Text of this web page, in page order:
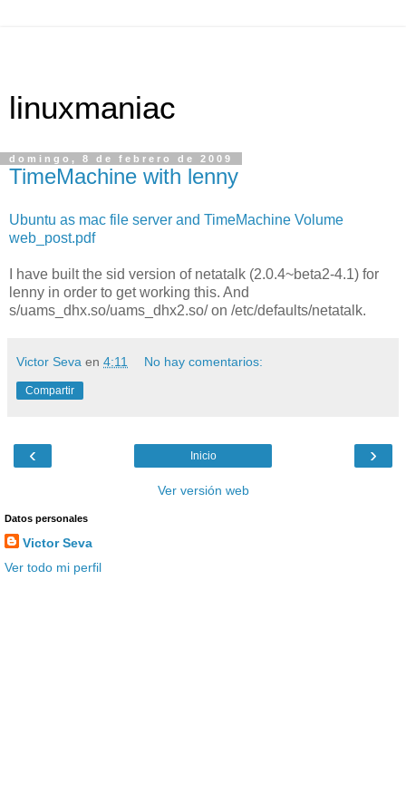
linuxmaniac
domingo, 8 de febrero de 2009
TimeMachine with lenny
Ubuntu as mac file server and TimeMachine Volume
web_post.pdf
I have built the sid version of netatalk (2.0.4~beta2-4.1) for
lenny in order to get working this. And
s/uams_dhx.so/uams_dhx2.so/ on /etc/defaults/netatalk.
Victor Seva en 4:11 No hay comentarios:
Compartir
‹ ›
Inicio
Ver versión web
Datos personales
Victor Seva
Ver todo mi perfil